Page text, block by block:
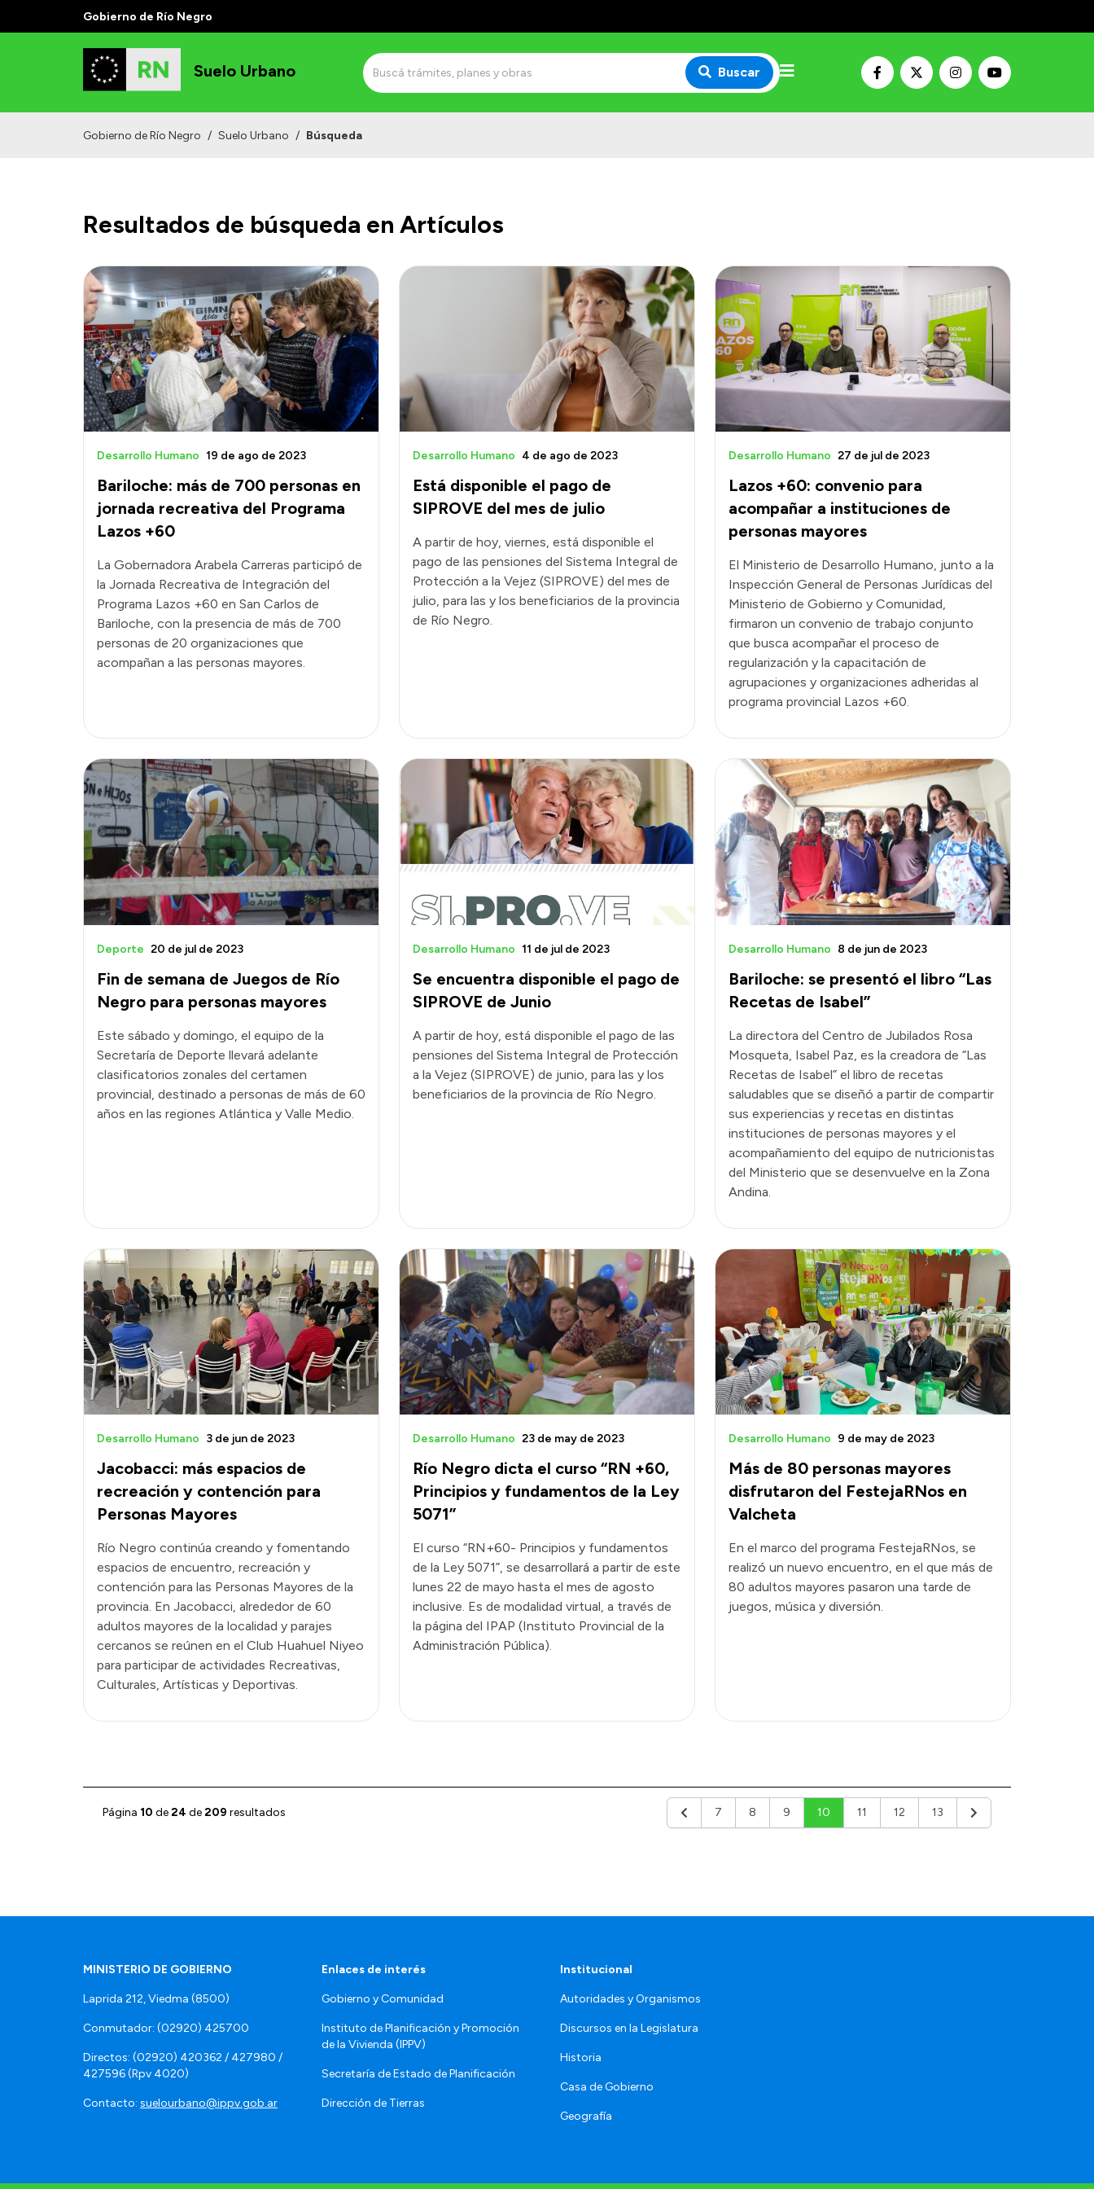
Gobierno de Río Negro
Suelo Urbano Buscar
Gobierno de Río Negro / Suelo Urbano / Búsqueda
Resultados de búsqueda en Artículos
Bariloche: más de 700 personas en
jornada recreativa del Programa
Lazos +60
Desarrollo Humano 19 de ago de 2023
La Gobernadora Arabela Carreras participó de
la Jornada Recreativa de Integración del
Programa Lazos +60 en San Carlos de
Bariloche, con la presencia de más de 700
personas de 20 organizaciones que
acompañan a las personas mayores.
Está disponible el pago de
SIPROVE del mes de julio
Desarrollo Humano 4 de ago de 2023
A partir de hoy, viernes, está disponible el
pago de las pensiones del Sistema Integral de
Protección a la Vejez (SIPROVE) del mes de
julio, para las y los beneficiarios de la provincia
de Río Negro.
Lazos +60: convenio para
acompañar a instituciones de
personas mayores
Desarrollo Humano 27 de jul de 2023
El Ministerio de Desarrollo Humano, junto a la
Inspección General de Personas Jurídicas del
Ministerio de Gobierno y Comunidad,
firmaron un convenio de trabajo conjunto
que busca acompañar el proceso de
regularización y la capacitación de
agrupaciones y organizaciones adheridas al
programa provincial Lazos +60.
Fin de semana de Juegos de Río
Negro para personas mayores
Deporte 20 de jul de 2023
Este sábado y domingo, el equipo de la
Secretaría de Deporte llevará adelante
clasificatorios zonales del certamen
provincial, destinado a personas de más de 60
años en las regiones Atlántica y Valle Medio.
Se encuentra disponible el pago de
SIPROVE de Junio
Desarrollo Humano 11 de jul de 2023
A partir de hoy, está disponible el pago de las
pensiones del Sistema Integral de Protección
a la Vejez (SIPROVE) de junio, para las y los
beneficiarios de la provincia de Río Negro.
Bariloche: se presentó el libro “Las
Recetas de Isabel”
Desarrollo Humano 8 de jun de 2023
La directora del Centro de Jubilados Rosa
Mosqueta, Isabel Paz, es la creadora de “Las
Recetas de Isabel” el libro de recetas
saludables que se diseñó a partir de compartir
sus experiencias y recetas en distintas
instituciones de personas mayores y el
acompañamiento del equipo de nutricionistas
del Ministerio que se desenvuelve en la Zona
Andina.
Jacobacci: más espacios de
recreación y contención para
Personas Mayores
Desarrollo Humano 3 de jun de 2023
Río Negro continúa creando y fomentando
espacios de encuentro, recreación y
contención para las Personas Mayores de la
provincia. En Jacobacci, alrededor de 60
adultos mayores de la localidad y parajes
cercanos se reúnen en el Club Huahuel Niyeo
para participar de actividades Recreativas,
Culturales, Artísticas y Deportivas.
Río Negro dicta el curso “RN +60,
Principios y fundamentos de la Ley
5071”
Desarrollo Humano 23 de may de 2023
El curso “RN+60- Principios y fundamentos
de la Ley 5071”, se desarrollará a partir de este
lunes 22 de mayo hasta el mes de agosto
inclusive. Es de modalidad virtual, a través de
la página del IPAP (Instituto Provincial de la
Administración Pública).
Más de 80 personas mayores
disfrutaron del FestejaRNos en
Valcheta
Desarrollo Humano 9 de may de 2023
En el marco del programa FestejaRNos, se
realizó un nuevo encuentro, en el que más de
80 adultos mayores pasaron una tarde de
juegos, música y diversión.
Página 10 de24 de209 resultados Anterior7 8 9 10 11 12 13 Siguiente
MINISTERIO DE GOBIERNO
Laprida 212, Viedma (8500)
Conmutador: (02920) 425700
Directos: (02920) 420362 / 427980 /
427596 (Rpv 4020)
Contacto: suelourbano@ippv.gob.ar
Enlaces de interés
Gobierno y Comunidad
Instituto de Planificación y Promoción
de la Vivienda (IPPV)
Secretaría de Estado de Planificación
Dirección de Tierras
Institucional
Autoridades y Organismos
Discursos en la Legislatura
Historia
Casa de Gobierno
Geografía